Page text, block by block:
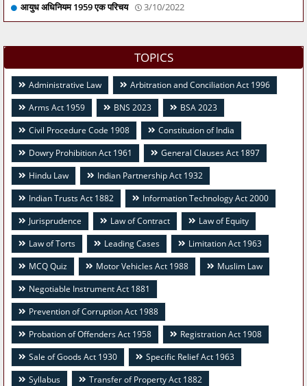
आयुध अधिनियम 1959 एक परिचय 3/10/2022
TOPICS
Administrative Law
Arbitration and Conciliation Act 1996
Arms Act 1959
BNS 2023
BSA 2023
Civil Procedure Code 1908
Constitution of India
Dowry Prohibition Act 1961
General Clauses Act 1897
Hindu Law
Indian Partnership Act 1932
Indian Trusts Act 1882
Information Technology Act 2000
Jurisprudence
Law of Contract
Law of Equity
Law of Torts
Leading Cases
Limitation Act 1963
MCQ Quiz
Motor Vehicles Act 1988
Muslim Law
Negotiable Instrument Act 1881
Prevention of Corruption Act 1988
Probation of Offenders Act 1958
Registration Act 1908
Sale of Goods Act 1930
Specific Relief Act 1963
Syllabus
Transfer of Property Act 1882